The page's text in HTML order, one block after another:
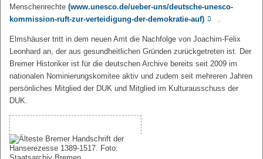
Menschenrechte (www.unesco.de/ueber-uns/deutsche-unesco-
kommission-ruft-zur-verteidigung-der-demokratie-auf)
.
Elmshäuser tritt in dem neuen Amt die Nachfolge von Joachim-Felix
Leonhard an, der aus gesundheitlichen Gründen zurückgetreten ist. Der
Bremer Historiker ist für die deutschen Archive bereits seit 2009 im
nationalen Nominierungskomitee aktiv und zudem seit mehreren Jahren
persönliches Mitglied der DUK und Mitglied im Kulturausschuss der
DUK.